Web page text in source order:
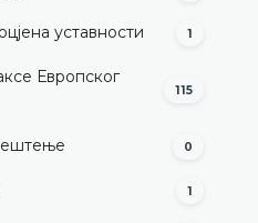
уставности 1
Европског
115
0
1